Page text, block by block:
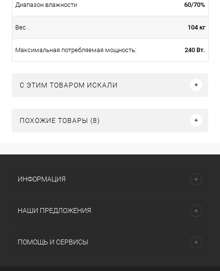
Диапазон влажности 60/70%
Вес . 104 кг
Максимальная потребляемая мощность: 240 Вт.
C ЭТИМ ТОВАРОМ ИСКАЛИ
ПОХОЖИЕ ТОВАРЫ (8)
ИНФОРМАЦИЯ
НАШИ ПРЕДЛОЖЕНИЯ
ПОМОЩЬ И СЕРВИСЫ